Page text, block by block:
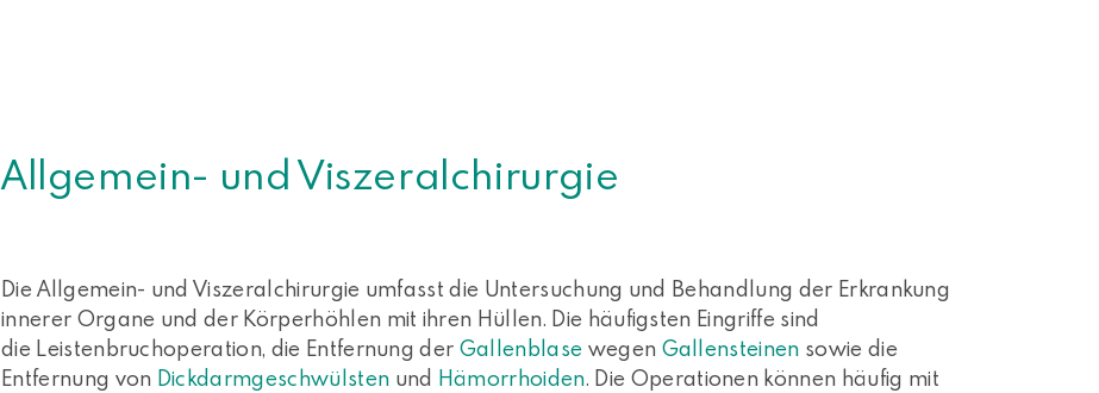
Allgemein- und Viszeralchirurgie
Die Allgemein- und Viszeralchirurgie umfasst die Untersuchung und Behandlung der Erkrankung
innerer Organe und der Körperhöhlen mit ihren Hüllen. Die häufigsten Eingriffe sind
die Leistenbruchoperation, die Entfernung der Gallenblase wegen Gallensteinen sowie die
Entfernung von Dickdarmgeschwülsten und Hämorrhoiden. Die Operationen können häufig mit